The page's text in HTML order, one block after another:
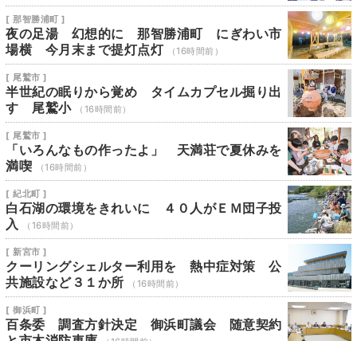
[ 那智勝浦町 ]
夜の足湯 幻想的に 那智勝浦町 にぎわい市
場横 今月末まで提灯点灯
（16時間前）
[ 尾鷲市 ]
半世紀の眠りから覚め タイムカプセル掘り出
す 尾鷲小
（16時間前）
[ 尾鷲市 ]
「いろんなもの作ったよ」 天満荘で夏休みを
満喫
（16時間前）
[ 紀北町 ]
白石湖の環境をきれいに ４０人がＥＭ団子投
入
（16時間前）
[ 新宮市 ]
クーリングシェルター利用を 熱中症対策 公
共施設など３１か所
（16時間前）
[ 御浜町 ]
百条委 調査方針決定 御浜町議会 随意契約